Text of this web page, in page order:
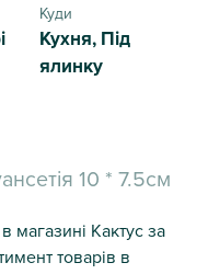
Куди
Кухня, Під
ялинку
10 * 7.5см
магазині Кактус за
товарів в